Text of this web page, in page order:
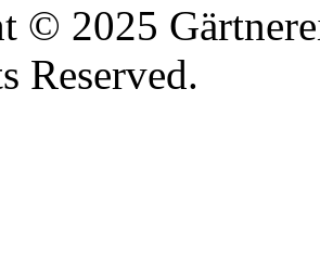
© 2025
Reserved.